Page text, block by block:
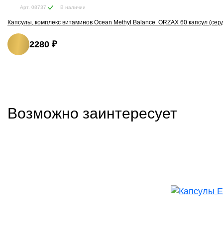
Арт. 08737 В наличии
Капсулы, комплекс витаминов Ocean Methyl Balance. ORZAX 60 капсул
2280 ₽
Возможно заинтересует